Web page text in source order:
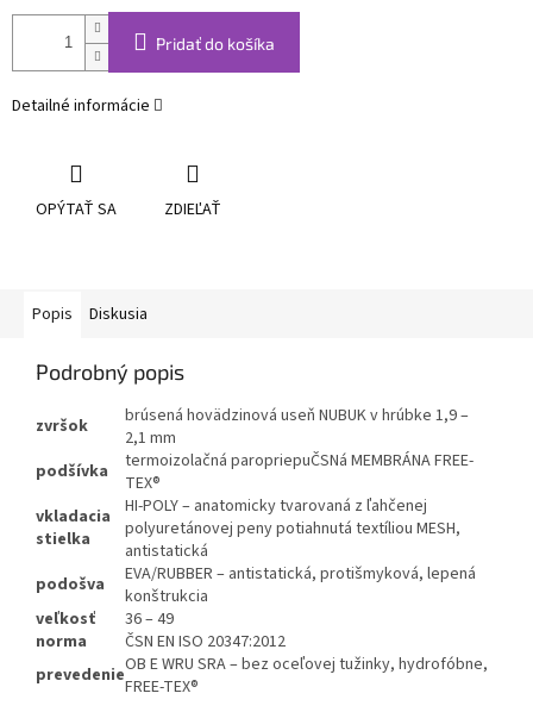
Pridať do košíka
Detailné informácie
OPÝTAŤ SA ZDIEĽAŤ
Popis Diskusia
Podrobný popis
zvršok
brúsená hovädzinová useň NUBUK v hrúbke 1,9 –
2,1 mm
podšívka
termoizolačná paropriepuČSNá MEMBRÁNA FREE-
TEX®
vkladacia
stielka
HI-POLY – anatomicky tvarovaná z ľahčenej
polyuretánovej peny potiahnutá textíliou MESH,
antistatická
podošva
EVA/RUBBER – antistatická, protišmyková, lepená
konštrukcia
veľkosť
36 – 49
norma
ČSN EN ISO 20347:2012
prevedenieOB E WRU SRA – bez oceľovej tužinky, hydrofóbne,
FREE-TEX®